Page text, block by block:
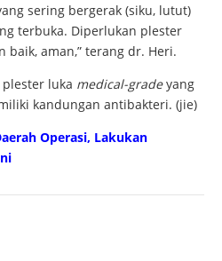
sering bergerak (siku, lutut)
terbuka. Diperlukan plester
baik, aman,” terang dr. Heri.
luka medical-gradeyang
kandungan antibakteri. (jie)
Operasi, Lakukan